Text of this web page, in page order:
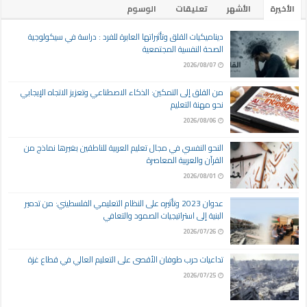
الأخيرة الأشهر تعليقات
الوسوم
ديناميكيات القلق وتأثيراتها العابرة للفرد : دراسة في سيكولوجية
الصحة النفسية المجتمعية
2026/08/07
من القلق إلى التمكين: الذكاء الاصطناعي وتعزيز الاتجاه الإيجابي
نحو مهنة التعليم
2026/08/06
النحو النفسي في مجال تعليم العربية للناطقين بغيرها نماذج من
القرآن والعربية المعاصرة
2026/08/01
عدوان 2023 وتأثيره على النظام التعليمي الفلسطيني: من تدمير
البنية إلى استراتيجيات الصمود والتعافي
2026/07/26
تداعيات حرب طوفان الأقصى على التعليم العالي في قطاع غزة
2026/07/25